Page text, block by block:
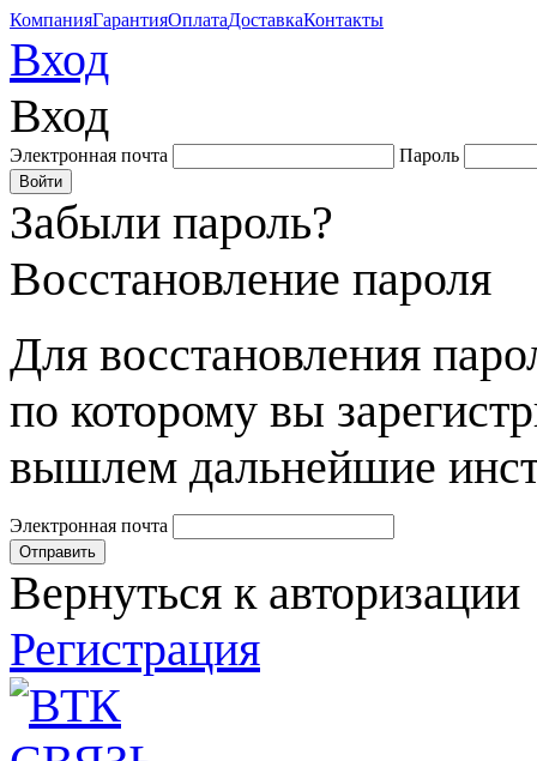
КомпанияГарантияОплатаДоставкаКонтакты
Вход
Вход
Электронная почта Пароль
Забыли пароль?
Восстановление пароля
Для восстановления
по которому вы
вышлем дальнейшие
Электронная почта
Вернуться к авторизации
Регистрация